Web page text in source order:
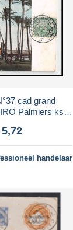
cad grand
Palmiers ksar
handelaar